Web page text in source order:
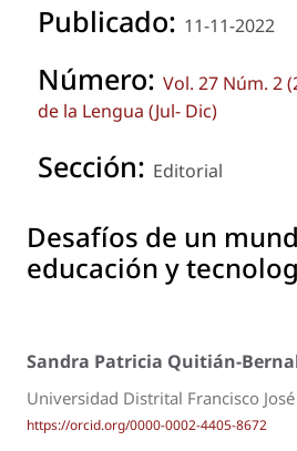
Publicado: 11-11-2022
Número: Vol. 27 Núm. 2
de la Lengua (Jul- Dic)
Sección: Editorial
Desafíos de un
educación y
Sandra Patricia Quitián-
Universidad Distrital Francisco
https://orcid.org/0000-0002-4405-8672